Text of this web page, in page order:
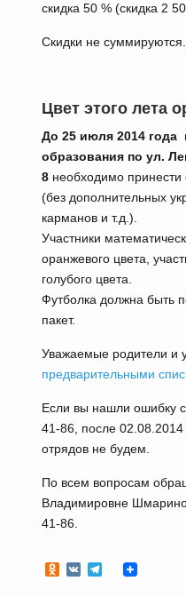
скидка 50 % (скидка 2
Скидки не суммируются.
Цвет этого лета
До 25 июля 2014 года
образования по ул.
8необходимо принести
(без дополнительных
карманов и т.д.).
Участники
оранжевого цвета,
голубого цвета.
Футболка должна быть
пакет.
Уважаемые родители и
предварительными
Если вы нашли ошибку
41-86, после 02.08.2014
отрядов не будем.
По всем вопросам
Владимировне
41-86.
Odnoklassniki
VKTelegram